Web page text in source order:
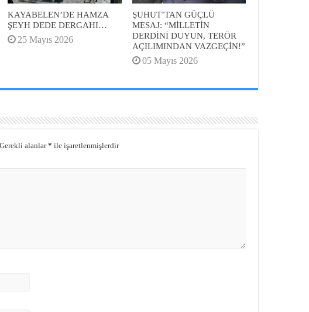
KAYABELEN’DE HAMZA
ŞEYH DEDE DERGAHI…
25 Mayıs 2026
ŞUHUT’TAN GÜÇLÜ
MESAJ: “MİLLETİN
DERDİNİ DUYUN, TERÖR
AÇILIMINDAN VAZGEÇİN!”
05 Mayıs 2026
Gerekli alanlar* ile işaretlenmişlerdir